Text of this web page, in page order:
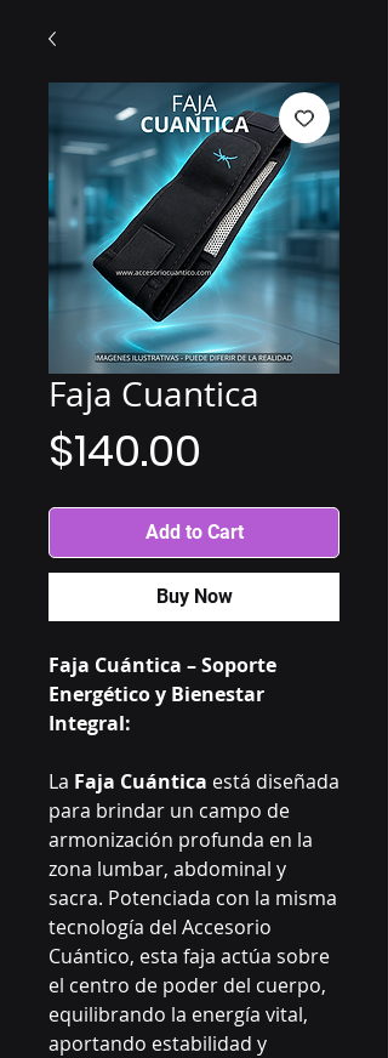
Faja Cuantica
$140.00
Add to Cart
Buy Now
Faja Cuántica – Soporte
Energético y Bienestar
Integral:
La Faja Cuántica está diseñada
para brindar un campo de
armonización profunda en la
zona lumbar, abdominal y
sacra. Potenciada con la misma
tecnología del Accesorio
Cuántico, esta faja actúa sobre
el centro de poder del cuerpo,
equilibrando la energía vital,
aportando estabilidad y